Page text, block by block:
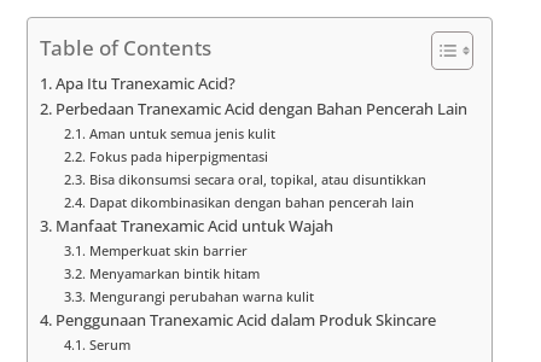
Table of Contents
Apa Itu Tranexamic Acid?
Perbedaan Tranexamic Acid dengan Bahan Pencerah Lain
Aman untuk semua jenis kulit
Fokus pada hiperpigmentasi
Bisa dikonsumsi secara oral, topikal, atau disuntikkan
Dapat dikombinasikan dengan bahan pencerah lain
Manfaat Tranexamic Acid untuk Wajah
Memperkuat skin barrier
Menyamarkan bintik hitam
Mengurangi perubahan warna kulit
Penggunaan Tranexamic Acid dalam Produk Skincare
Serum